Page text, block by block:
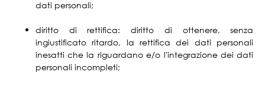
dati personali;
diritto di rettifica: diritto di ottenere, senza
ingiustificato ritardo, la rettifica dei dati personali
inesatti che la riguardano e/o l'integrazione dei dati
personali incompleti;